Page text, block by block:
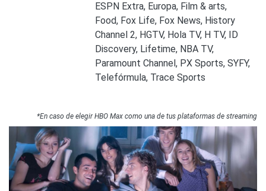
ESPN Extra, Europa, Film & arts,
Food, Fox Life, Fox News, History
Channel 2, HGTV, Hola TV, H TV, ID
Discovery, Lifetime, NBA TV,
Paramount Channel, PX Sports, SYFY,
Telefórmula, Trace Sports
*En caso de elegir HBO Max como una de tus plataformas de streaming